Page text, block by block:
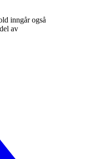
inngår også
av